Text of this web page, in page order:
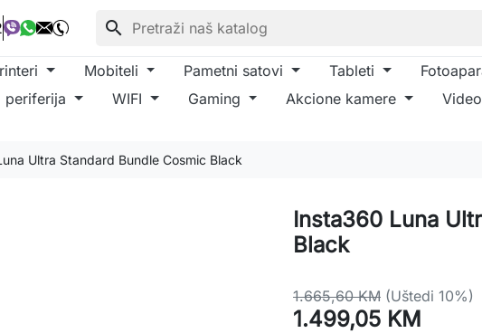
search
Mobiteli Pametni satovi Tableti
periferija WIFI Gaming Akcione kamere
Ultra Standard Bundle Cosmic Black
Insta360 Luna
Black
1.665,60 KM (Uštedi 10%)
1.499,05 KM